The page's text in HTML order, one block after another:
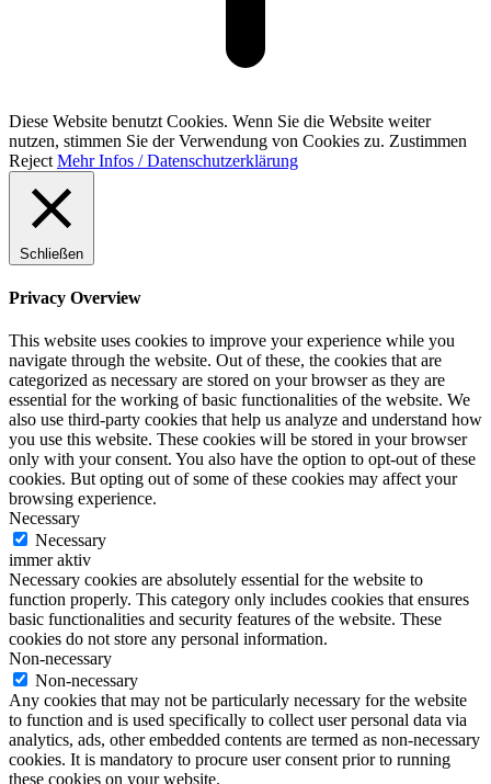
Diese Website benutzt Cookies. Wenn Sie die Website weiter
nutzen, stimmen Sie der Verwendung von Cookies zu. Zustimmen
Reject Mehr Infos / Datenschutzerklärung
Schließen
Privacy Overview
This website uses cookies to improve your experience while you
navigate through the website. Out of these, the cookies that are
categorized as necessary are stored on your browser as they are
essential for the working of basic functionalities of the website. We
also use third-party cookies that help us analyze and understand how
you use this website. These cookies will be stored in your browser
only with your consent. You also have the option to opt-out of these
cookies. But opting out of some of these cookies may affect your
browsing experience.
Necessary
Necessary
immer aktiv
Necessary cookies are absolutely essential for the website to
function properly. This category only includes cookies that ensures
basic functionalities and security features of the website. These
cookies do not store any personal information.
Non-necessary
Non-necessary
Any cookies that may not be particularly necessary for the website
to function and is used specifically to collect user personal data via
analytics, ads, other embedded contents are termed as non-necessary
cookies. It is mandatory to procure user consent prior to running
these cookies on your website.